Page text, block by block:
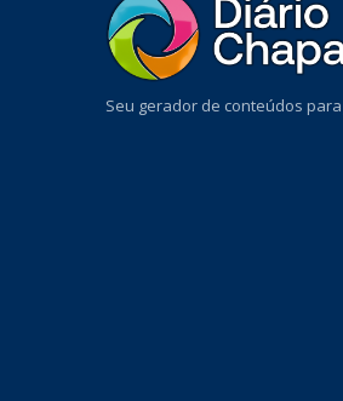
Seu gerador de conteúdos